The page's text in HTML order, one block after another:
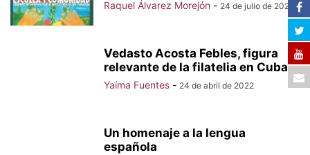
Raquel Álvarez Morejón - 24 de julio de 2023
Vedasto Acosta Febles, figura
relevante de la filatelia en Cuba
Yaíma Fuentes - 24 de abril de 2022
Un homenaje a la lengua
española